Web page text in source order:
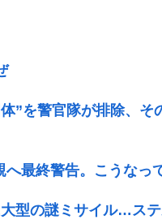
”を警官隊が排除、
最終警告。こうなっ
型の謎ミサイル…ス